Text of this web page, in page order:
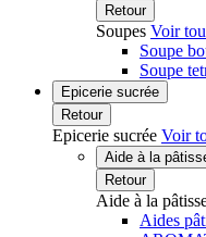
Retour
Soupes Voir
Soupe
Soupe
Epicerie sucrée
Retour
Epicerie sucrée Voir
Aide à la
Retour
Aide à la
Aides